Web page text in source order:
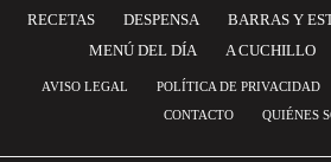
RECETAS DESPENSA BARRAS Y
MENÚ DEL DÍA
A CUCHILLO
AVISO LEGAL POLÍTICA DE PRIVACIDAD
CONTACTO
QUIÉNES